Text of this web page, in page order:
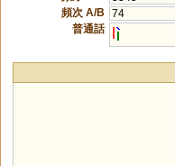
頻次 A/B
74
普通話
l